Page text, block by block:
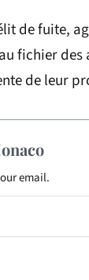
de fuite,
fichier
de leur
email.